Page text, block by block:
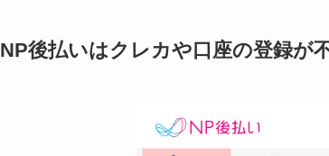
NP後払いはクレカや口座の登録が